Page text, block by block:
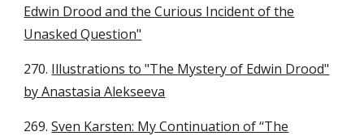
Edwin Drood and the Curious Incident of the
Unasked Question"
270. Illustrations to "The Mystery of Edwin Drood"
by Anastasia Alekseeva
269.Sven Karsten: My Continuation of ‘‘The